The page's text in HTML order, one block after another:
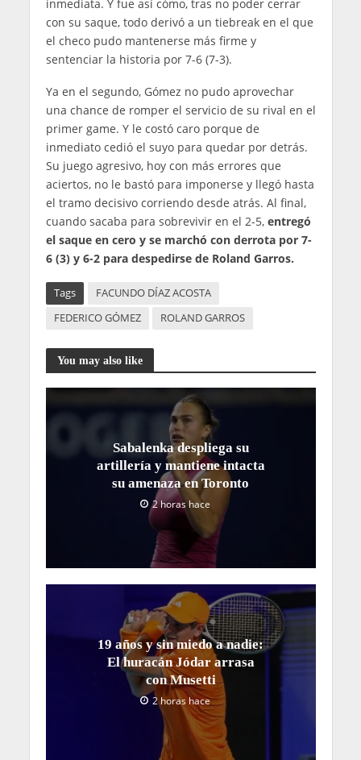
inmediata. Y fue así cómo, tras no poder cerrar
con su saque, todo derivó a un tiebreak en el que
el checo pudo mantenerse más firme y
sentenciar la historia por 7-6 (7-3).
Ya en el segundo, Gómez no pudo aprovechar
una chance de romper el servicio de su rival en el
primer game. Y le costó caro porque de
inmediato cedió el suyo para quedar por detrás.
Su juego agresivo, hoy con más errores que
aciertos, no le bastó para imponerse y llegó hasta
el tramo decisivo corriendo desde atrás. Al final,
cuando sacaba para sobrevivir en el 2-5, entregó
el saque en cero y se marchó con derrota por 7-
6 (3) y 6-2 para despedirse de Roland Garros.
Tags
FACUNDO DÍAZ ACOSTA
FEDERICO GÓMEZ
ROLAND GARROS
You may also like
Sabalenka despliega su
artillería y mantiene intacta
su amenaza en Toronto
2 horas hace
19 años y sin miedo a nadie:
El huracán Jódar arrasa
con Musetti
2 horas hace